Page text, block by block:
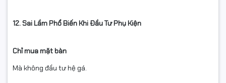
12. Sai Lầm Phổ Biến Khi Đầu Tư Phụ Kiện
Chỉ mua mặt bàn
Mà không đầu tư hệ gá.